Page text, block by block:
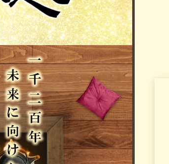
ト
ジタルパンフレット）
ダウンロード）